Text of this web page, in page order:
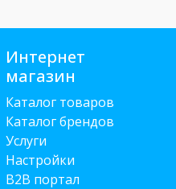
Интернет
магазин
Каталог товаров
Каталог брендов
Услуги
Настройки
B2B портал